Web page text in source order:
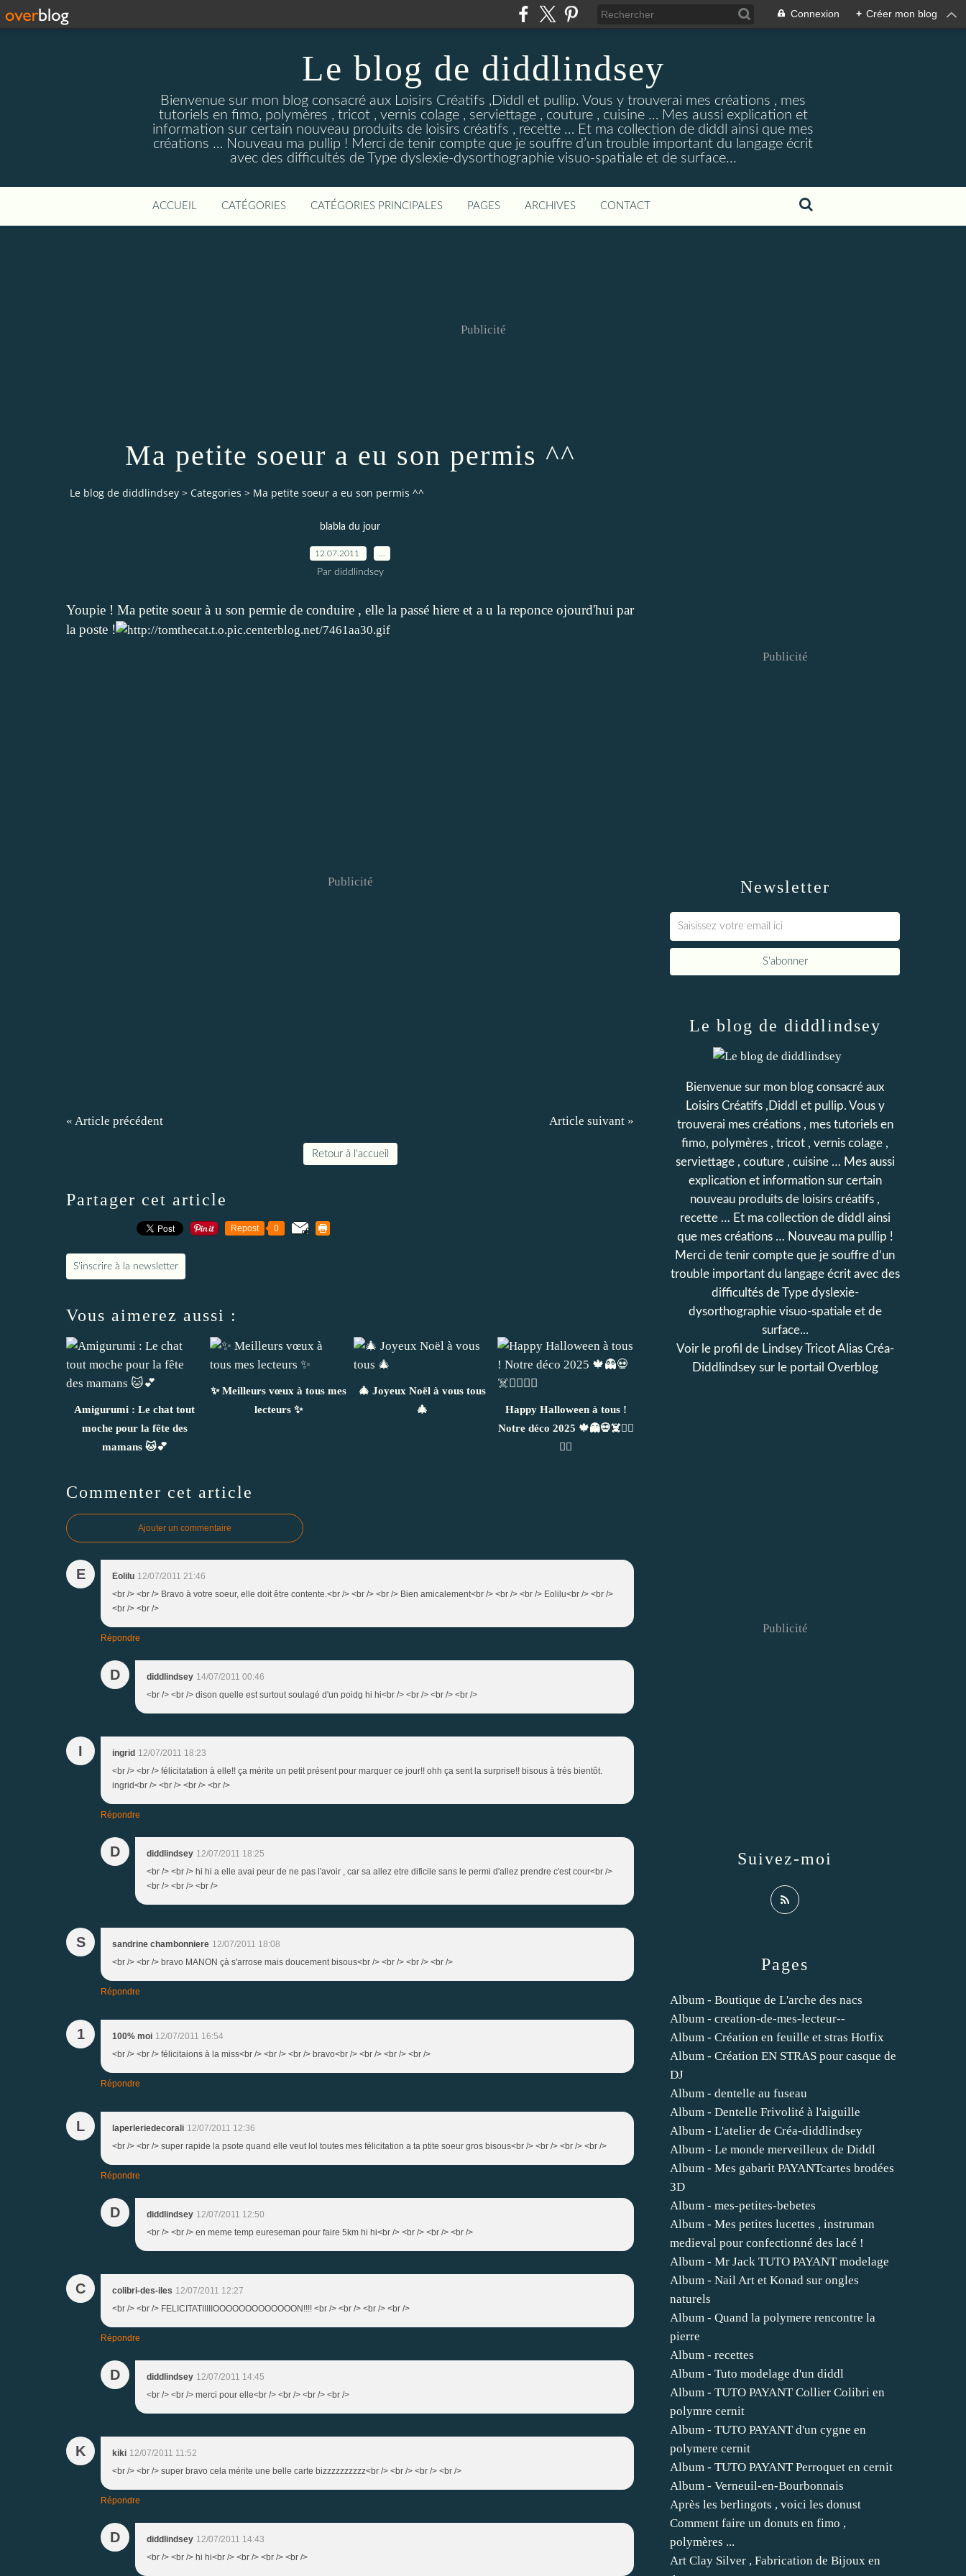
Connexion + Créer mon blog
Le blog de diddlindsey
Bienvenue sur mon blog consacré aux Loisirs Créatifs ,Diddl et pullip. Vous y trouverai mes créations , mes
tutoriels en fimo, polymères , tricot , vernis colage , serviettage , couture , cuisine … Mes aussi explication et
information sur certain nouveau produits de loisirs créatifs , recette … Et ma collection de diddl ainsi que mes
créations … Nouveau ma pullip ! Merci de tenir compte que je souffre d’un trouble important du langage écrit
avec des difficultés de Type dyslexie-dysorthographie visuo-spatiale et de surface...
ACCUEIL CATÉGORIES CATÉGORIES PRINCIPALES PAGES ARCHIVES CONTACT
Publicité
Ma petite soeur a eu son permis ^^
Le blog de diddlindsey > Categories > Ma petite soeur a eu son permis ^^
blabla du jour
12.07.2011
Par diddlindsey
Youpie ! Ma petite soeur à u son permie de conduire , elle la passé hiere et a u la reponce ojourd'hui par
la poste !
Publicité
« Article précédent Article suivant »
Retour à l'accueil
Partager cet article
Repost 0
S'inscrire à la newsletter
Vous aimerez aussi :
Amigurumi : Le chat tout
moche pour la fête des
mamans 🐱💕
✨ Meilleurs vœux à tous mes
lecteurs ✨
🎄 Joyeux Noël à vous tous
🎄
Happy Halloween à tous !
Notre déco 2025 🍁👻💀☠️🧛‍♀️
🧙‍♀️
Commenter cet article
Ajouter un commentaire
E Eolilu 12/07/2011 21:46
<br /> <br /> Bravo à votre soeur, elle doit être contente.<br /> <br /> <br /> Bien amicalement<br /> <br /> <br /> Eolilu<br /> <br />
<br /> <br />
Répondre
D diddlindsey 14/07/2011 00:46
<br /> <br /> dison quelle est surtout soulagé d'un poidg hi hi<br /> <br /> <br /> <br />
I ingrid 12/07/2011 18:23
<br /> <br /> félicitatation à elle!! ça mérite un petit présent pour marquer ce jour!! ohh ça sent la surprise!! bisous à trés bientôt.
ingrid<br /> <br /> <br /> <br />
Répondre
D diddlindsey 12/07/2011 18:25
<br /> <br /> hi hi a elle avai peur de ne pas l'avoir , car sa allez etre dificile sans le permi d'allez prendre c'est cour<br />
<br /> <br /> <br />
S sandrine chambonniere 12/07/2011 18:08
<br /> <br /> bravo MANON çà s'arrose mais doucement bisous<br /> <br /> <br /> <br />
Répondre
1 100% moi 12/07/2011 16:54
<br /> <br /> félicitaions à la miss<br /> <br /> <br /> bravo<br /> <br /> <br /> <br />
Répondre
L laperleriedecorali 12/07/2011 12:36
<br /> <br /> super rapide la psote quand elle veut lol toutes mes félicitation a ta ptite soeur gros bisous<br /> <br /> <br /> <br />
Répondre
D diddlindsey 12/07/2011 12:50
<br /> <br /> en meme temp eureseman pour faire 5km hi hi<br /> <br /> <br /> <br />
C colibri-des-iles 12/07/2011 12:27
<br /> <br /> FELICITATIIIIIOOOOOOOOOOOOON!!!! <br /> <br /> <br /> <br />
Répondre
D diddlindsey 12/07/2011 14:45
<br /> <br /> merci pour elle<br /> <br /> <br /> <br />
K kiki 12/07/2011 11:52
<br /> <br /> super bravo cela mérite une belle carte bizzzzzzzzzz<br /> <br /> <br /> <br />
Répondre
D diddlindsey 12/07/2011 14:43
<br /> <br /> hi hi<br /> <br /> <br /> <br />
Newsletter
Publicité
Pages
Album - Boutique de L'arche des nacs
Album - creation-de-mes-lecteur--
Album - Création en feuille et stras Hotfix
Album - Création EN STRAS pour casque de
DJ
Album - dentelle au fuseau
Album - Dentelle Frivolité à l'aiguille
Album - L'atelier de Créa-diddlindsey
Album - Le monde merveilleux de Diddl
Album - Mes gabarit PAYANTcartes brodées
3D
Album - mes-petites-bebetes
Album - Mes petites lucettes , instruman
medieval pour confectionné des lacé !
Album - Mr Jack TUTO PAYANT modelage
Album - Nail Art et Konad sur ongles
naturels
Album - Quand la polymere rencontre la
pierre
Album - recettes
Album - Tuto modelage d'un diddl
Album - TUTO PAYANT Collier Colibri en
polymre cernit
Album - TUTO PAYANT d'un cygne en
polymere cernit
Album - TUTO PAYANT Perroquet en cernit
Album - Verneuil-en-Bourbonnais
Après les berlingots , voici les donust
Comment faire un donuts en fimo ,
polymères ...
Art Clay Silver , Fabrication de Bijoux en
Le blog de diddlindsey
Bienvenue sur mon blog consacré aux
Loisirs Créatifs ,Diddl et pullip. Vous y
trouverai mes créations , mes tutoriels en
fimo, polymères , tricot , vernis colage ,
serviettage , couture , cuisine … Mes aussi
explication et information sur certain
nouveau produits de loisirs créatifs ,
recette … Et ma collection de diddl ainsi
que mes créations … Nouveau ma pullip !
Merci de tenir compte que je souffre d’un
trouble important du langage écrit avec des
difficultés de Type dyslexie-
dysorthographie visuo-spatiale et de
surface...
Voir le profil de Lindsey Tricot Alias Créa-
Diddlindsey sur le portail Overblog
Suivez-moi
Publicité